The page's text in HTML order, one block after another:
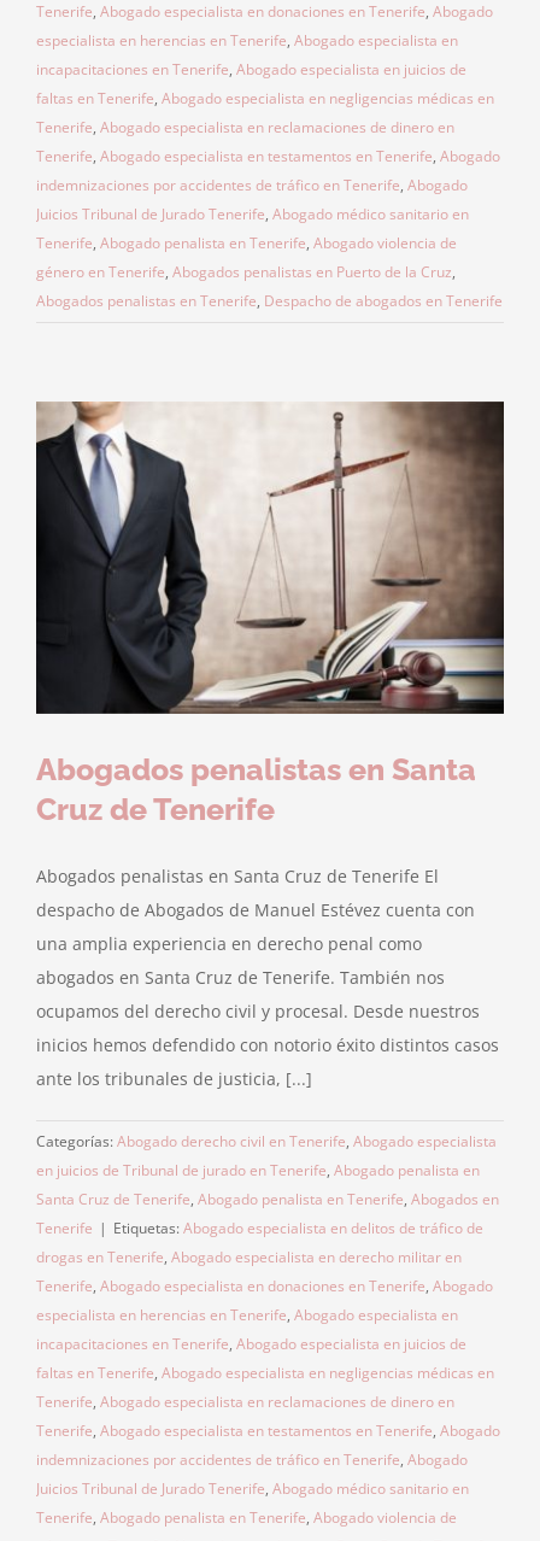
Tenerife, Abogado especialista en donaciones en Tenerife, Abogado
especialista en herencias en Tenerife, Abogado especialista en
incapacitaciones en Tenerife, Abogado especialista en juicios de
faltas en Tenerife, Abogado especialista en negligencias médicas en
Tenerife, Abogado especialista en reclamaciones de dinero en
Tenerife, Abogado especialista en testamentos en Tenerife, Abogado
indemnizaciones por accidentes de tráfico en Tenerife, Abogado
Juicios Tribunal de Jurado Tenerife, Abogado médico sanitario en
Tenerife, Abogado penalista en Tenerife, Abogado violencia de
género en Tenerife, Abogados penalistas en Puerto de la Cruz,
Abogados penalistas en Tenerife, Despacho de abogados en Tenerife
Abogados penalistas en Santa
Cruz de Tenerife
Abogados penalistas en Santa Cruz de Tenerife El
despacho de Abogados de Manuel Estévez cuenta con
una amplia experiencia en derecho penal como
abogados en Santa Cruz de Tenerife. También nos
ocupamos del derecho civil y procesal. Desde nuestros
inicios hemos defendido con notorio éxito distintos casos
ante los tribunales de justicia, [...]
Categorías: Abogado derecho civil en Tenerife, Abogado especialista
en juicios de Tribunal de jurado en Tenerife, Abogado penalista en
Santa Cruz de Tenerife, Abogado penalista en Tenerife, Abogados en
Tenerife | Etiquetas: Abogado especialista en delitos de tráfico de
drogas en Tenerife, Abogado especialista en derecho militar en
Tenerife, Abogado especialista en donaciones en Tenerife, Abogado
especialista en herencias en Tenerife, Abogado especialista en
incapacitaciones en Tenerife, Abogado especialista en juicios de
faltas en Tenerife, Abogado especialista en negligencias médicas en
Tenerife, Abogado especialista en reclamaciones de dinero en
Tenerife, Abogado especialista en testamentos en Tenerife, Abogado
indemnizaciones por accidentes de tráfico en Tenerife, Abogado
Juicios Tribunal de Jurado Tenerife, Abogado médico sanitario en
Tenerife, Abogado penalista en Tenerife, Abogado violencia de